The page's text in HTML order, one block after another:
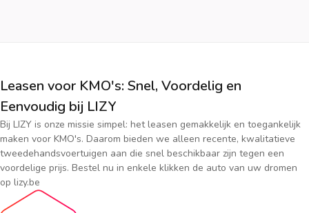
Leasen voor KMO's: Snel, Voordelig en
Eenvoudig bij LIZY
Bij LIZY is onze missie simpel: het leasen gemakkelijk en toegankelijk
maken voor KMO's. Daarom bieden we alleen recente, kwalitatieve
tweedehandsvoertuigen aan die snel beschikbaar zijn tegen een
voordelige prijs. Bestel nu in enkele klikken de auto van uw dromen
op lizy.be